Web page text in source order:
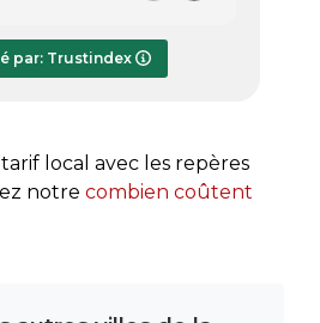
par: Trustindex
local avec les repères
notre combien coûtent